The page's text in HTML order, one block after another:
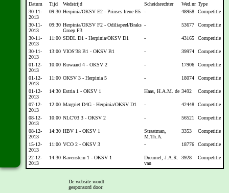
Datum Tijd Wedstrijd Scheidsrechter Wed.nr Type
30-11-
2013
09:30 Herpinia/OKSV E2 - Prinses Irene E5 - 48958 Competitie
30-11-
2013
09:30 Herpinia/OKSV F2 - Odiliapeel/Braks
Groep F3
- 53677 Competitie
30-11-
2013
11:00 SDDL D1 - Herpinia/OKSV D1 - 43165 Competitie
30-11-
2013
13:00 VIOS'38 B1 - OKSV B1 - 39974 Competitie
01-12-
2013
10:00 Ruwaard 4 - OKSV 2 - 17906 Competitie
01-12-
2013
11:00 OKSV 3 - Herpinia 5 - 18074 Competitie
01-12-
2013
14:30 Estria 1 - OKSV 1 Haas, H.A.M. de 3492 Competitie
07-12-
2013
12:00 Margriet D4G - Herpinia/OKSV D1 - 42448 Competitie
08-12-
2013
10:00 NLC'03 3 - OKSV 2 - 56521 Competitie
08-12-
2013
14:30 HBV 1 - OKSV 1
Straatman,
M.Th.A.
3353 Competitie
15-12-
2013
11:00 VCO 2 - OKSV 3 - 18776 Competitie
22-12-
2013
14:30 Ravenstein 1 - OKSV 1
Dreumel, J.A.R.
van
3928 Competitie
Vorige ] - [
De website wordt
gesponsord door: